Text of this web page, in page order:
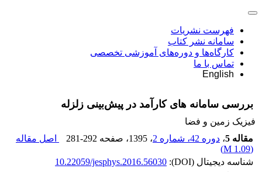
فهرست نشریات
سامانه نشر کتاب
کارگاه‌ها و دوره‌های آموزشی تخصصی
تماس با ما
English
بررسی سامانه های کارآمد در پیش‌بینی زلزله
فیزیک زمین و فضا
مقاله 5
، دوره 42، شماره 2 ، 1395 ، صفحه 281-292
اصل مقاله
(
1.09 M
)
شناسه دیجیتال (DOI):
10.22059/jesphys.2016.56030